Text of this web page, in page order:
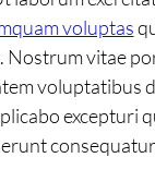
voluptas
vitae
excepturi